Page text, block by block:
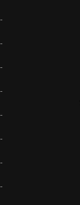
-
-
-
-
-
-
-
-